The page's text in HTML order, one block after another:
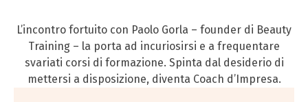
L’incontro fortuito con Paolo Gorla – founder di Beauty
Training – la porta ad incuriosirsi e a frequentare
svariati corsi di formazione. Spinta dal desiderio di
mettersi a disposizione, diventa Coach d’Impresa.